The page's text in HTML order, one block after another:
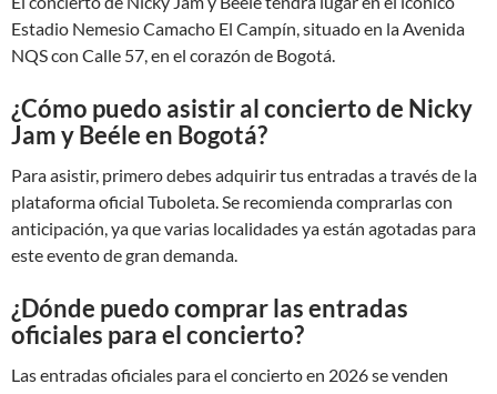
Estadio Nemesio Camacho El Campín, situado en la Avenida
NQS con Calle 57, en el corazón de Bogotá.
¿Cómo puedo asistir al concierto de Nicky
Jam y Beéle en Bogotá?
Para asistir, primero debes adquirir tus entradas a través de la
plataforma oficial Tuboleta. Se recomienda comprarlas con
anticipación, ya que varias localidades ya están agotadas para
este evento de gran demanda.
¿Dónde puedo comprar las entradas
oficiales para el concierto?
Las entradas oficiales para el concierto en 2026 se venden